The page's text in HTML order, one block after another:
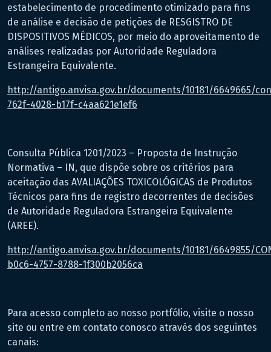
estabelecimento de procedimento otimizado para fins
de análise e decisão de petições de RESGISTRO DE
DISPOSITIVOS MÉDICOS, por meio do aproveitamento de
análises realizadas por Autoridade Reguladora
Estrangeira Equivalente.
http://antigo.anvisa.gov.br/documents/10181/6649665/
762f-4028-b17f-c4aa621e1ef6
Consulta Pública 1201/2023 – Proposta de Instrução
Normativa – IN, que dispõe sobre os critérios para
aceitação das AVALIAÇÕES TOXICOLÓGICAS de Produtos
Técnicos para fins de registro decorrentes de decisões
de Autoridade Reguladora Estrangeira Equivalente
(AREE).
http://antigo.anvisa.gov.br/documents/10181/6649855/
b0c6-4757-8788-1f300b2056ca
Para acesso completo ao nosso portfólio, visite o nosso
site ou entre em contato conosco através dos seguintes
canais: